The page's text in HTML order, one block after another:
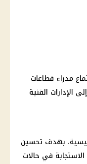
مدراء قطاعات
الإدارات الفنية
بهدف تحسين
في حالات